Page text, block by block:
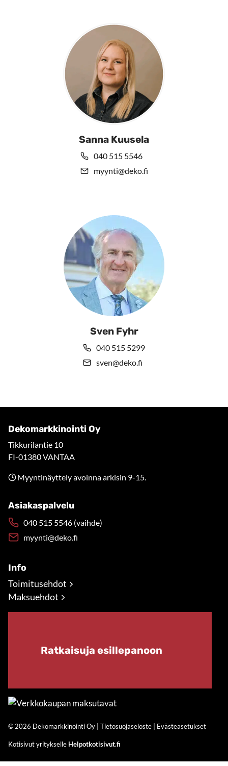
Sanna Kuusela
040 515 5546
myynti@deko.fi
Sven Fyhr
040 515 5299
sven@deko.fi
Dekomarkkinointi Oy
Tikkurilantie 10
FI-01380 VANTAA
Myyntinäyttely avoinna arkisin 9-15.
Asiakaspalvelu
040 515 5546 (vaihde)
myynti@deko.fi
Info
Toimitusehdot
Maksuehdot
Ratkaisuja esillepanoon
© 2026 Dekomarkkinointi Oy | Tietosuojaseloste Evästeasetukset
Kotisivut yritykselle Helpotkotisivut.fi